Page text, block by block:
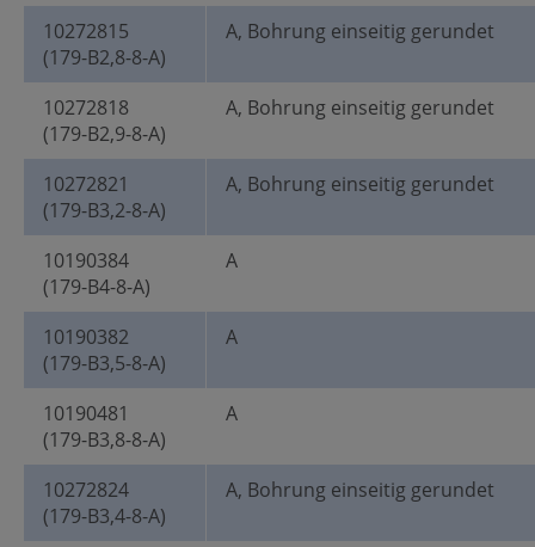
10272815
(179-B2,8-8-A)
A, Bohrung einseitig gerundet
10272818
(179-B2,9-8-A)
A, Bohrung einseitig gerundet
10272821
(179-B3,2-8-A)
A, Bohrung einseitig gerundet
10190384
(179-B4-8-A)
A
10190382
(179-B3,5-8-A)
A
10190481
(179-B3,8-8-A)
A
10272824
(179-B3,4-8-A)
A, Bohrung einseitig gerundet